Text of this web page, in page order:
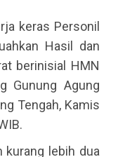
keras Personil
Hasil dan
berinisial HMN
Gunung Agung
Tengah, Kamis
kurang lebih dua